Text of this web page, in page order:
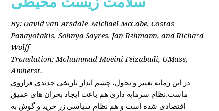
By: David van Arsdale, Michael McCabe, Costas
Panayotakis, Sohnya Sayres, Jan Rehmann, and Richard
Wolff
Translation: Mohammad Moeini Feizabadi, UMass,
Amherst.
در این زمانه تغییر و تحول، چشم انداز تاریخی جدیدی فراروی
ماست.نظام سرمایه داری هم باعث ایجاد بحران های عمیق
اقتصادی شده است و هم نظام سیاسی زر خرید و گوش به